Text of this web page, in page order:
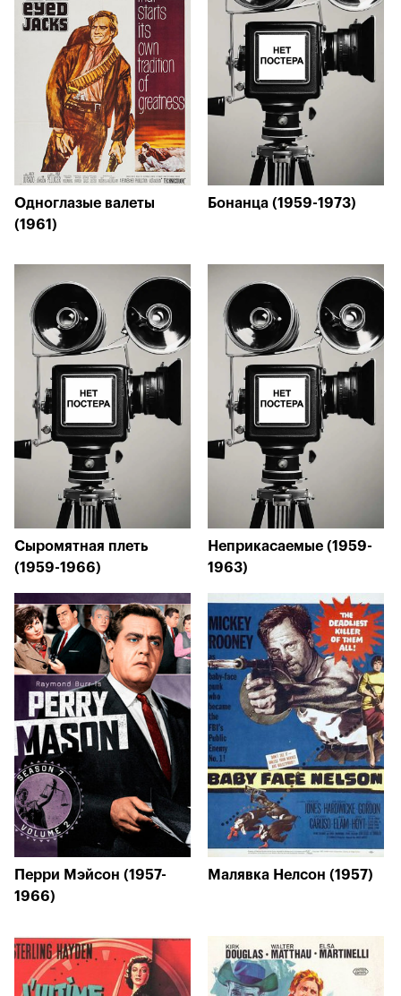
Одноглазые валеты
(1961)
Бонанца (1959-1973)
Сыромятная плеть
(1959-1966)
Неприкасаемые (1959-
1963)
Перри Мэйсон (1957-
1966)
Малявка Нелсон (1957)